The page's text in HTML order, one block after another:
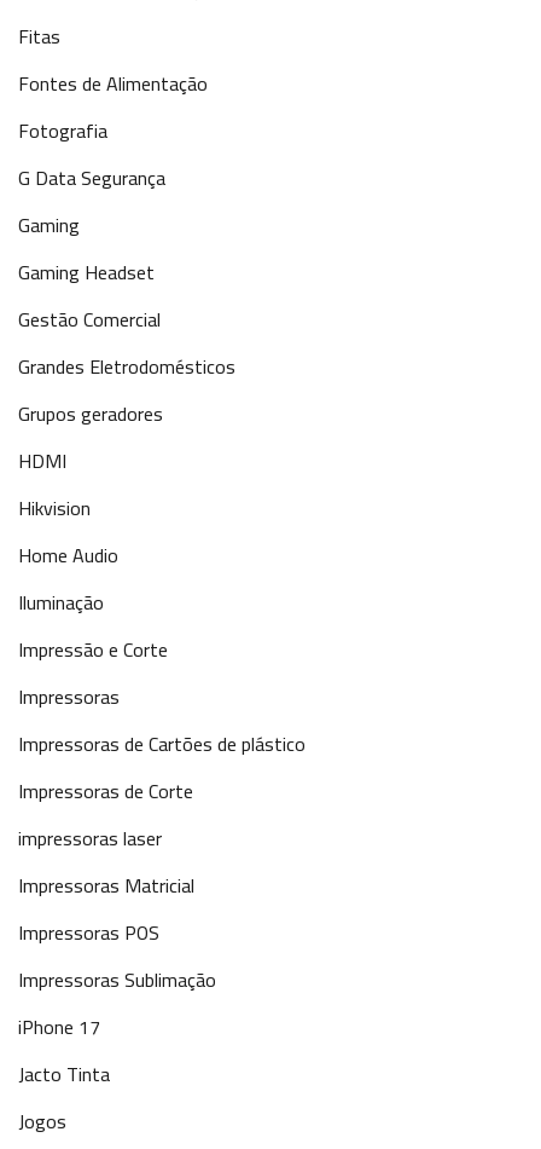
Fitas
Fontes de Alimentação
Fotografia
G Data Segurança
Gaming
Gaming Headset
Gestão Comercial
Grandes Eletrodomésticos
Grupos geradores
HDMI
Hikvision
Home Audio
Iluminação
Impressão e Corte
Impressoras
Impressoras de Cartões de plástico
Impressoras de Corte
impressoras laser
Impressoras Matricial
Impressoras POS
Impressoras Sublimação
iPhone 17
Jacto Tinta
Jogos